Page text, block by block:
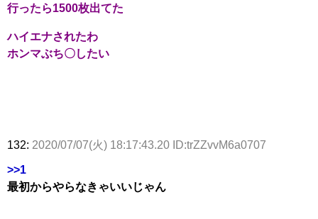
行ったら1500枚出てた
ハイエナされたわ
ホンマぶち〇したい
132: 2020/07/07(火) 18:17:43.20 ID:trZZvvM6a0707
>>1
最初からやらなきゃいいじゃん